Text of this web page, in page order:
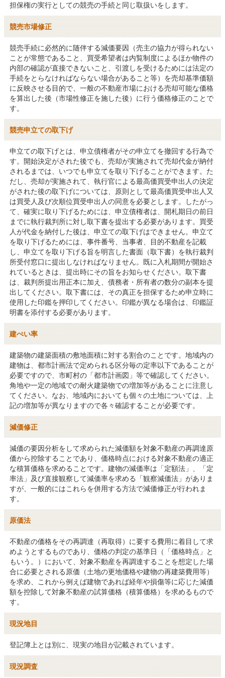
担保権の実行としての競売の手続と同じ取扱いをします。
競売市場修正
競売手続に必然的に随伴する減価要因（売主の協力が得られない
ことが常態であること、買受希望者は内覧制度によるほか物件の
内部の確認が直接できないこと、引渡しを受けるためには法定の
手続をとらなければならない場合があること等）を売却基準価額
に反映させる目的で、一般の不動産市場における売却可能な価格
を算出した後（市場性修正を施した後）に行う価格修正のことで
す。
競売申立ての取下げ
申立ての取下げとは、申立債権者がその申立てを撤回する行為で
す。開始決定がされた後でも、売却が実施されて売却代金が納付
されるまでは、いつでも申立てを取り下げることができます。た
だし、売却が実施されて、執行官による最高価買受申出人の決定
がされた後の取下げについては、原則として最高価買受申出人又
は買受人及び次順位買受申出人の同意を必要とします。したがっ
て、確実に取り下げるためには、申立債権者は、開札期日の前日
までに執行裁判所に対し取下書を提出する必要があります。買受
人が代金を納付した後は、申立ての取下げはできません。申立て
を取り下げるためには、事件番号、当事者、目的不動産を記載
し、申立てを取り下げる旨を明言した書面（取下書）を執行裁判
所受付窓口に提出しなければなりません。既に入札期間が開始さ
れているときは、提出時にその旨をお知らせください。取下書
は、裁判所提出用正本に加え、債務者・所有者の数分の副本を提
出してください。取下書には、その真正を担保するため申立時に
使用した印鑑を押印してください。印鑑が異なる場合は、印鑑証
明書を添付する必要があります。
建ぺい率
建築物の建築面積の敷地面積に対する割合のことです。地域内の
建物は、都市計画法で定められる区分毎の定率以下であることが
必要ですので、市町村の「都市計画図」等で確認してください。
角地や一定の地域での耐火建築物での増加等があることに注意し
てください。なお、地域内においても個々の土地については、上
記の増加等が異なりますので各々確認することが必要です。
減価修正
減価の要因分析をして求められた減価額を対象不動産の再調達原
価から控除することであり、価格時点における対象不動産の適正
な積算価格を求めることです。建物の減価率は「定額法」、「定
率法」及び直接観察して減価率を求める「観察減価法」がありま
すが、一般的にはこれらを併用する方法で減価修正が行われま
す。
原価法
不動産の価格をその再調達（再取得）に要する費用に着目して求
めようとするものであり、価格の判定の基準日（「価格時点」と
もいう。）において、対象不動産を再調達することを想定した場
合に必要とされる原価（土地の更地価格や建物の再建築費用等）
を求め、これから例えば建物であれば経年や損傷等に応じた減価
額を控除して対象不動産の試算価格（積算価格）を求めるもので
す。
現況地目
登記簿上とは別に、現実の地目が記載されています。
現況調査